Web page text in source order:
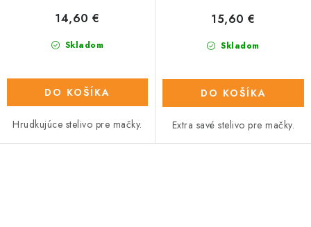
Skladom
14,60 €
DO KOŠÍKA
Hrudkujúce stelivo pre mačky.
Skladom
15,60 €
DO KOŠÍKA
Extra savé stelivo pre mačky.